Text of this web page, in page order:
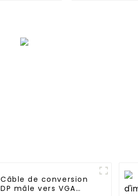
Câble de conversion
DP mâle vers VGA